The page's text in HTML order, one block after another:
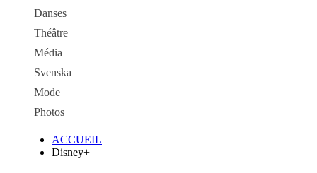
Danses
Théâtre
Média
Svenska
Mode
Photos
ACCUEIL
Disney+